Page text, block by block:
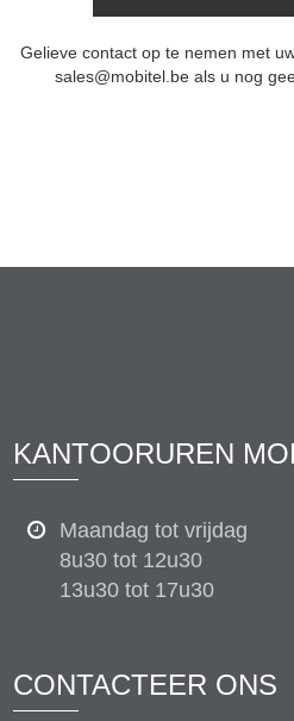
Gelieve contact op te nemen met
sales@mobitel.be als u nog
KANTOORUREN
Maandag tot vrijdag
8u30 tot 12u30
13u30 tot 17u30
CONTACTEER ONS